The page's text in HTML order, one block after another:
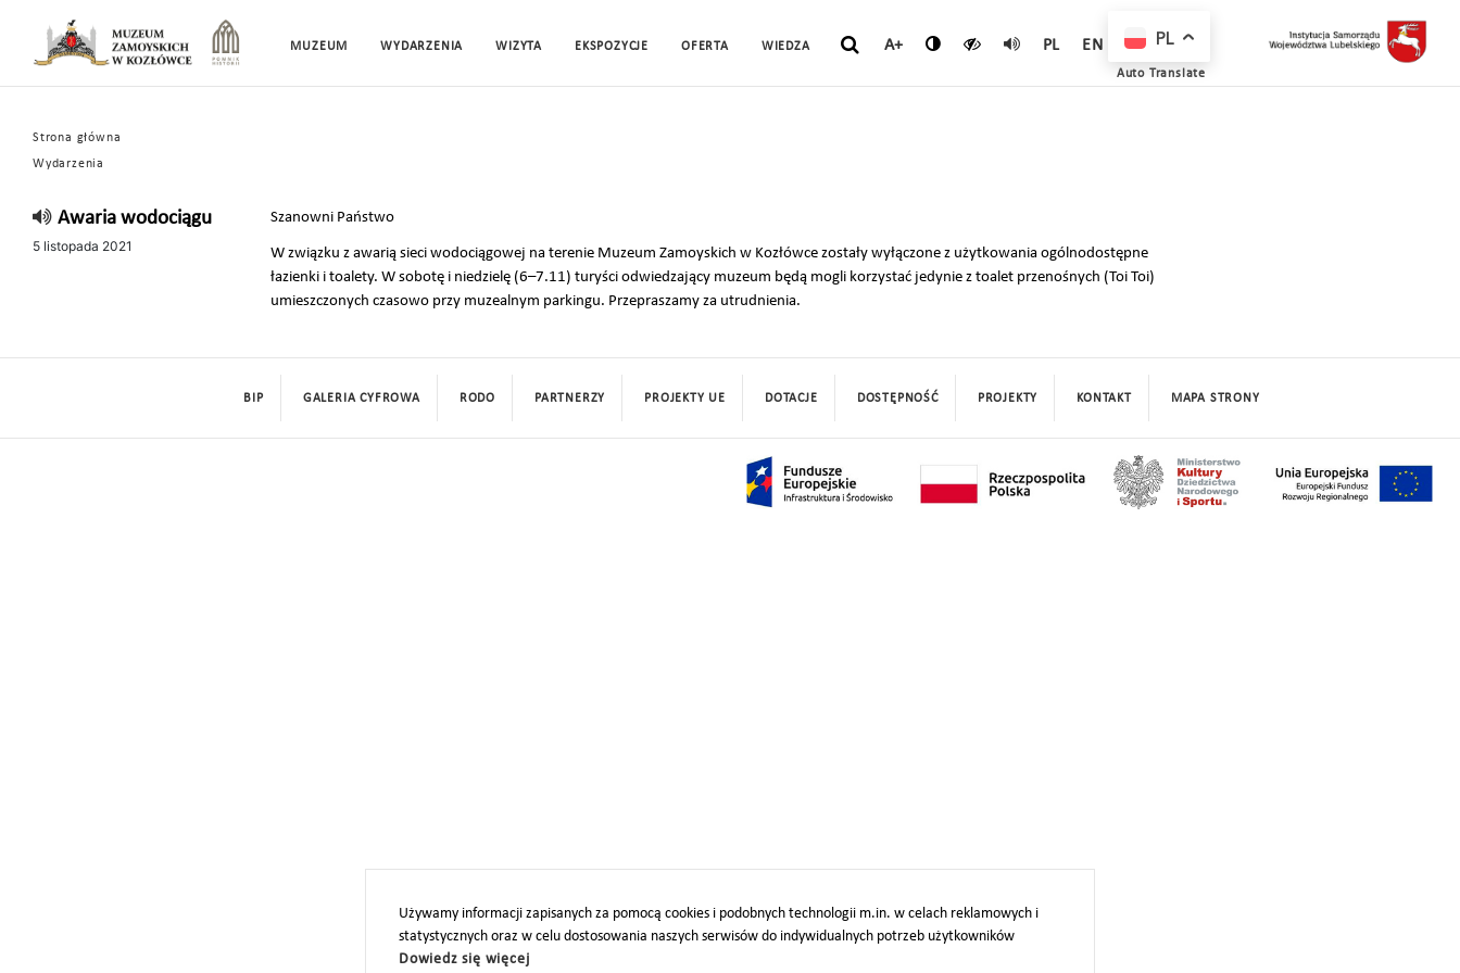
MUZEUM WYDARZENIA WIZYTA EKSPOZYCJE OFERTA WIEDZA A+ PL EN
Strona główna
Wydarzenia
Awaria wodociągu
5 listopada 2021
Szanowni Państwo
W związku z awarią sieci wodociągowej na terenie Muzeum Zamoyskich w Kozłówce zostały wyłączone z użytkowania ogólnodostępne
łazienki i toalety. W sobotę i niedzielę (6–7.11) turyści odwiedzający muzeum będą mogli korzystać jedynie z toalet przenośnych (Toi Toi)
umieszczonych czasowo przy muzealnym parkingu. Przepraszamy za utrudnienia.
Używamy informacji zapisanych za pomocą cookies i podobnych technologii m.in. w celach reklamowych i
statystycznych oraz w celu dostosowania naszych serwisów do indywidualnych potrzeb użytkowników
Dowiedz się więcej
BIP GALERIA CYFROWA RODO PARTNERZY PROJEKTY UE DOTACJE DOSTĘPNOŚĆ PROJEKTY KONTAKT MAPA STRONY
PL
Auto Translate